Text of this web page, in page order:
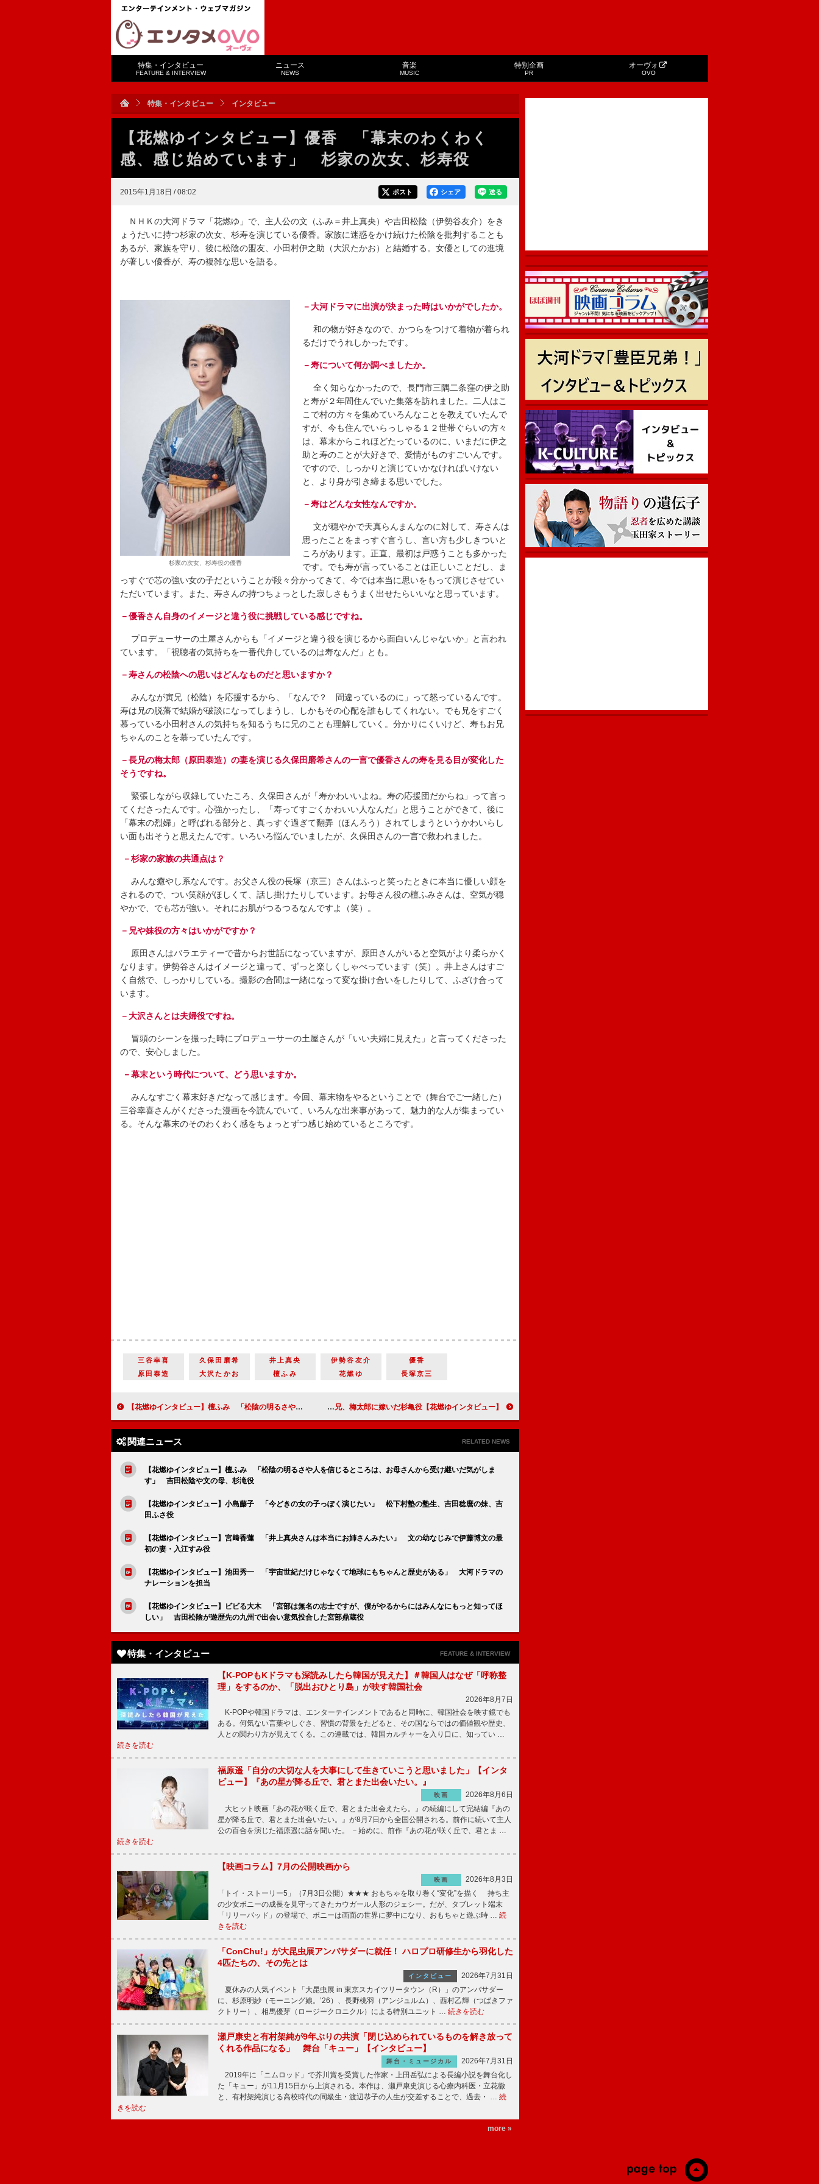
特集・インタビュー
FEATURE & INTERVIEW
ニュース
NEWS
音楽
MUSIC
特別企画
PR
オーヴォ
OVO
特集・インタビュー インタビュー
【花燃ゆインタビュー】優香 「幕末のわくわく
感、感じ始めています」 杉家の次女、杉寿役
2015年1月18日 / 08:02 送る
シェア
ポスト
ＮＨＫの大河ドラマ「花燃ゆ」で、主人公の文（ふみ＝井上真央）や吉田松陰（伊勢谷友介）をき
ょうだいに持つ杉家の次女、杉寿を演じている優香。家族に迷惑をかけ続けた松陰を批判することも
あるが、家族を守り、後に松陰の盟友、小田村伊之助（大沢たかお）と結婚する。女優としての進境
が著しい優香が、寿の複雑な思いを語る。
杉家の次女、杉寿役の優香
－大河ドラマに出演が決まった時はいかがでしたか。
和の物が好きなので、かつらをつけて着物が着られ
るだけでうれしかったです。
－寿について何か調べましたか。
全く知らなかったので、長門市三隅二条窪の伊之助
と寿が２年間住んでいた集落を訪れました。二人はこ
こで村の方々を集めていろんなことを教えていたんで
すが、今も住んでいらっしゃる１２世帯ぐらいの方々
は、幕末からこれほどたっているのに、いまだに伊之
助と寿のことが大好きで、愛情がものすごいんです。
ですので、しっかりと演じていかなければいけない
と、より身が引き締まる思いでした。
－寿はどんな女性なんですか。
文が穏やかで天真らんまんなのに対して、寿さんは
思ったことをまっすぐ言うし、言い方も少しきついと
ころがあります。正直、最初は戸惑うことも多かった
です。でも寿が言っていることは正しいことだし、ま
っすぐで芯の強い女の子だということが段々分かってきて、今では本当に思いをもって演じさせてい
ただいています。また、寿さんの持つちょっとした寂しさもうまく出せたらいいなと思っています。
－優香さん自身のイメージと違う役に挑戦している感じですね。
プロデューサーの土屋さんからも「イメージと違う役を演じるから面白いんじゃないか」と言われ
ています。「視聴者の気持ちを一番代弁しているのは寿なんだ」とも。
－寿さんの松陰への思いはどんなものだと思いますか？
みんなが寅兄（松陰）を応援するから、「なんで？ 間違っているのに」って怒っているんです。
寿は兄の脱藩で結婚が破談になってしまうし、しかもその心配を誰もしてくれない。でも兄をすごく
慕っている小田村さんの気持ちを知るうちに兄のことも理解していく。分かりにくいけど、寿もお兄
ちゃんのことを慕っていたんです。
－長兄の梅太郎（原田泰造）の妻を演じる久保田磨希さんの一言で優香さんの寿を見る目が変化した
そうですね。
緊張しながら収録していたころ、久保田さんが「寿かわいいよね。寿の応援団だからね」って言っ
てくださったんです。心強かったし、「寿ってすごくかわいい人なんだ」と思うことができて、後に
「幕末の烈婦」と呼ばれる部分と、真っすぐ過ぎて翻弄（ほんろう）されてしまうというかわいらし
い面も出そうと思えたんです。いろいろ悩んでいましたが、久保田さんの一言で救われました。
－杉家の家族の共通点は？
みんな癒やし系なんです。お父さん役の長塚（京三）さんはふっと笑ったときに本当に優しい顔を
されるので、つい笑顔がほしくて、話し掛けたりしています。お母さん役の檀ふみさんは、空気が穏
やかで、でも芯が強い。それにお肌がつるつるなんですよ（笑）。
－兄や妹役の方々はいかがですか？
原田さんはバラエティーで昔からお世話になっていますが、原田さんがいると空気がより柔らかく
なります。伊勢谷さんはイメージと違って、ずっと楽しくしゃべっています（笑）。井上さんはすご
く自然で、しっかりしている。撮影の合間は一緒になって変な掛け合いをしたりして、ふざけ合って
います。
－大沢さんとは夫婦役ですね。
冒頭のシーンを撮った時にプロデューサーの土屋さんが「いい夫婦に見えた」と言ってくださった
ので、安心しました。
－幕末という時代について、どう思いますか。
みんなすごく幕末好きだなって感じます。今回、幕末物をやるということで（舞台でご一緒した）
三谷幸喜さんがくださった漫画を今読んでいて、いろんな出来事があって、魅力的な人が集まってい
る。そんな幕末のそのわくわく感をちょっとずつ感じ始めているところです。
三谷幸喜 久保田磨希 井上真央 伊勢谷友介
優香
原田泰造
大沢たかお 檀ふみ 花燃ゆ 長塚京三
【花燃ゆインタビュー】檀ふみ 「松陰の明るさや人を信じるところは、お母さんから受け継いだ気がします」 吉田松陰や文の母、杉滝役 【花燃ゆインタビュー】久保田磨希 「誰かに寄り添い続けることが亀の魅力なのだと思います」 吉田松陰の兄、梅太郎に嫁いだ杉亀役
関連ニュース RELATED NEWS
【花燃ゆインタビュー】檀ふみ 「松陰の明るさや人を信じるところは、お母さんから受け継いだ気がしま
す」 吉田松陰や文の母、杉滝役
【花燃ゆインタビュー】小島藤子 「今どきの女の子っぽく演じたい」 松下村塾の塾生、吉田稔麿の妹、吉
田ふさ役
【花燃ゆインタビュー】宮﨑香蓮 「井上真央さんは本当にお姉さんみたい」 文の幼なじみで伊藤博文の最
初の妻・入江すみ役
【花燃ゆインタビュー】池田秀一 「宇宙世紀だけじゃなくて地球にもちゃんと歴史がある」 大河ドラマの
ナレーションを担当
【花燃ゆインタビュー】ビビる大木 「宮部は無名の志士ですが、僕がやるからにはみんなにもっと知ってほ
しい」 吉田松陰が遊歴先の九州で出会い意気投合した宮部鼎蔵役
特集・インタビュー FEATURE & INTERVIEW
【K-POPもKドラマも深読みしたら韓国が見えた】＃韓国人はなぜ「呼称整
理」をするのか、「脱出おひとり島」が映す韓国社会
2026年8月7日
K-POPや韓国ドラマは、エンターテインメントであると同時に、韓国社会を映す鏡でも
ある。何気ない言葉やしぐさ、習慣の背景をたどると、その国ならではの価値観や歴史、
人との関わり方が見えてくる。この連載では、韓国カルチャーを入り口に、知ってい …
続きを読む
福原遥「自分の大切な人を大事にして生きていこうと思いました」【インタ
ビュー】『あの星が降る丘で、君とまた出会いたい。』
映画
2026年8月6日
大ヒット映画『あの花が咲く丘で、君とまた出会えたら。』の続編にして完結編『あの
星が降る丘で、君とまた出会いたい。』が8月7日から全国公開される。前作に続いて主人
公の百合を演じた福原遥に話を聞いた。 －始めに、前作『あの花が咲く丘で、君とま …
続きを読む
【映画コラム】7月の公開映画から
映画
2026年8月3日
「トイ・ストーリー5」（7月3日公開）★★★ おもちゃを取り巻く“変化”を描く 持ち主
の少女ボニーの成長を見守ってきたカウガール人形のジェシー。だが、タブレット端末
「リリーパッド」の登場で、ボニーは画面の世界に夢中になり、おもちゃと遊ぶ時 … 続
きを読む
「ConChu!」が大昆虫展アンバサダーに就任！ ハロプロ研修生から羽化した
4匹たちの、その先とは
インタビュー
2026年7月31日
夏休みの人気イベント「大昆虫展 in 東京スカイツリータウン（R）」のアンバサダー
に、杉原明紗（モーニング娘。’26）、長野桃羽（アンジュルム）、西村乙輝（つばきファ
クトリー）、相馬優芽（ロージークロニクル）による特別ユニット … 続きを読む
瀬戸康史と有村架純が9年ぶりの共演「閉じ込められているものを解き放って
くれる作品になる」 舞台「キュー」【インタビュー】
舞台・ミュージカル
2026年7月31日
2019年に「ニムロッド」で芥川賞を受賞した作家・上田岳弘による長編小説を舞台化し
た「キュー」が11月15日から上演される。本作は、瀬戸康史演じる心療内科医・立花徹
と、有村架純演じる高校時代の同級生・渡辺恭子の人生が交差することで、過去・ … 続
きを読む
more »